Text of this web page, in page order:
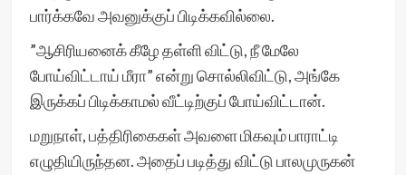
பார்க்கவே அவனுக்குப் பிடிக்கவில்லை.
”ஆசிரியனைக் கீழே தள்ளி விட்டு, நீ மேலே
போய்விட்டாய் மீரா” என்று சொல்லிவிட்டு, அங்கே
இருக்கப் பிடிக்காமல் வீட்டிற்குப் போய்விட்டான்.
மறுநாள், பத்திரிகைகள் அவளை மிகவும் பாராட்டி
எழுதியிருந்தன. அதைப் படித்து விட்டு பாலமுருகன்